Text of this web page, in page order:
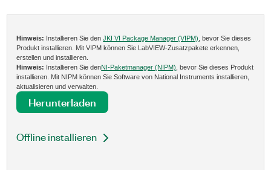
Hinweis: Installieren Sie denJKI VI Package Manager (VIPM) , bevor Sie dieses
Produkt installieren. Mit VIPM können Sie LabVIEW-Zusatzpakete erkennen,
erstellen und installieren.
Hinweis: Installieren Sie denNI-Paketmanager (NIPM) , bevor Sie dieses Produkt
installieren. Mit NIPM können Sie Software von National Instruments installieren,
aktualisieren und verwalten.
Herunterladen
Offline installieren